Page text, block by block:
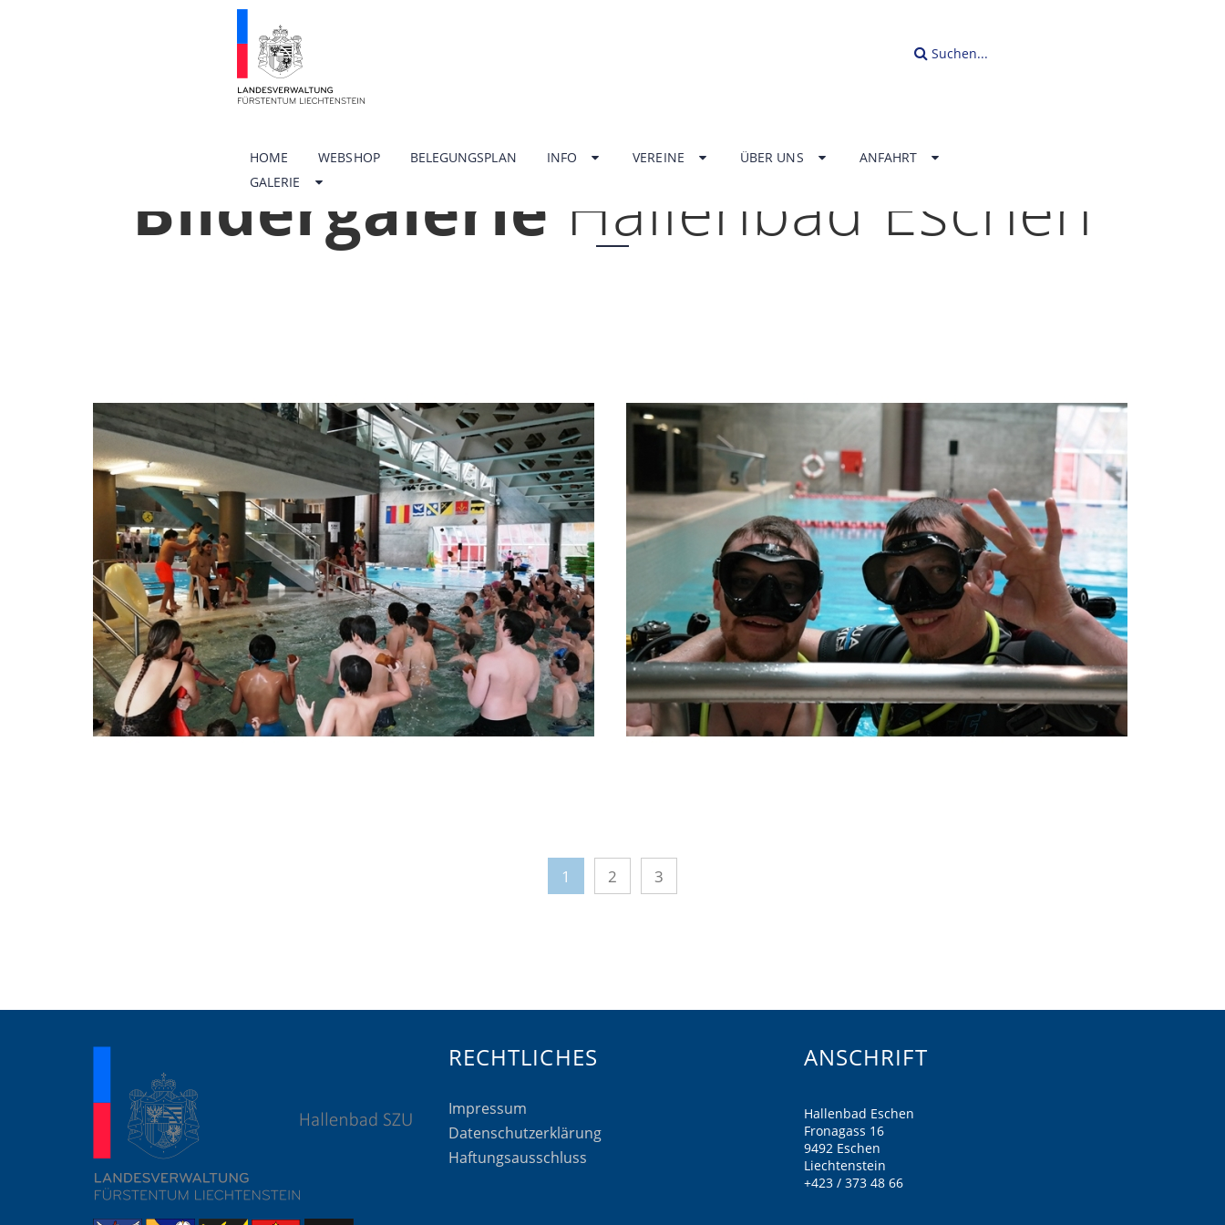
Suchen...
HOME WEBSHOP BELEGUNGSPLAN INFO VEREINE ÜBER UNS
ANFAHRT
GALERIE
Bildergalerie Hallenbad Eschen
1 2 3
RECHTLICHES
Impressum
Datenschutzerklärung
Haftungsausschluss
ANSCHRIFT
Hallenbad Eschen
Fronagass 16
9492 Eschen
Liechtenstein
+423 / 373 48 66